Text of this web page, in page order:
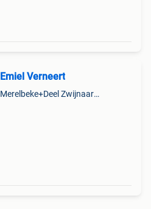
Emiel Verneert
Merelbeke+Deel Zwijnaarde